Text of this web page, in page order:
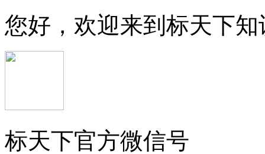
您好，欢迎来到标天下
标天下官方微信号